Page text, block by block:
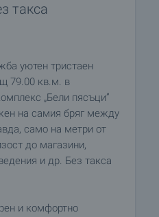
такса
уютен тристаен
79.00 кв.м. в
„Бели пясъци”
на самия бряг между
само на метри от
до магазини,
и др. Без такса
и комфортно